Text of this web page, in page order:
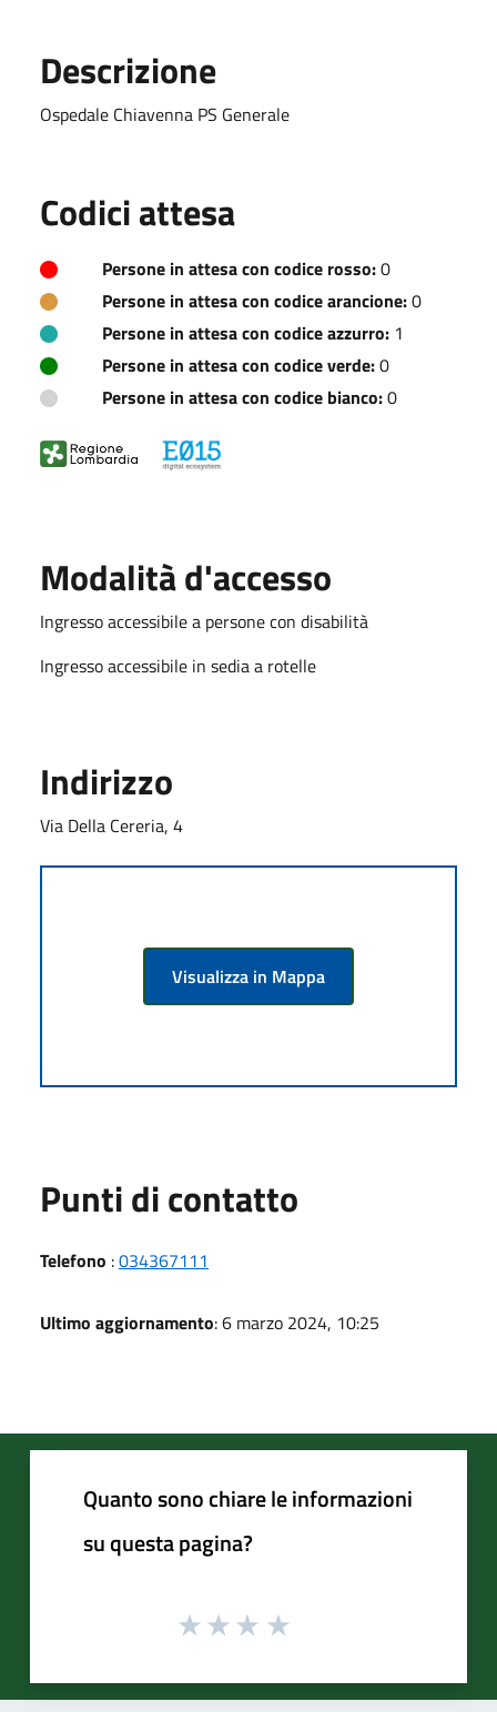
Descrizione
Ospedale Chiavenna PS Generale
Codici attesa
Persone in attesa con codice rosso:0
Persone in attesa con codice arancione:0
Persone in attesa con codice azzurro: 1
Persone in attesa con codice verde:0
Persone in attesa con codice bianco:0
Modalità d'accesso
Ingresso accessibile a persone con disabilità
Ingresso accessibile in sedia a rotelle
Indirizzo
Via Della Cereria, 4
Visualizza in Mappa
Punti di contatto
Telefono :034367111
Ultimo aggiornamento: 6 marzo 2024, 10:25
Quanto sono chiare le informazioni
su questa pagina?